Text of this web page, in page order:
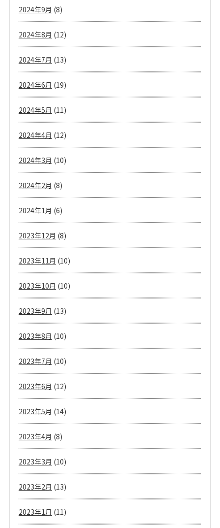
2024年9月 (8)
2024年8月 (12)
2024年7月 (13)
2024年6月 (19)
2024年5月 (11)
2024年4月 (12)
2024年3月 (10)
2024年2月 (8)
2024年1月 (6)
2023年12月 (8)
2023年11月 (10)
2023年10月 (10)
2023年9月 (13)
2023年8月 (10)
2023年7月 (10)
2023年6月 (12)
2023年5月 (14)
2023年4月 (8)
2023年3月 (10)
2023年2月 (13)
2023年1月 (11)